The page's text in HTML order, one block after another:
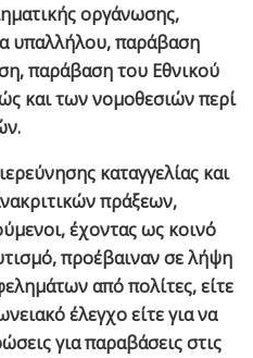
οργάνωσης,
υπαλλήλου, παράβαση
παράβαση του Εθνικού
και των νομοθεσιών περί
καταγγελίας και
πράξεων,
έχοντας ως κοινό
προέβαιναν σε λήψη
από πολίτες, είτε
έλεγχο είτε για να
για παραβάσεις στις